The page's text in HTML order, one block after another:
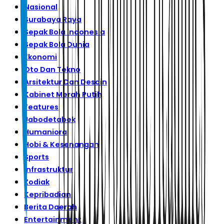
Nasional
Surabaya Raya
Sepak Bola Indonesia
Sepak Bola Dunia
Ekonomi
Oto Dan Tekno
Arsitektur Dan Desain
Kabinet Merah Putih
Features
Jabodetabek
Humaniora
Hobi & Kesenangan
Sports
Infrastruktur
Zodiak
Kepribadian
Berita Daerah
Entertainment